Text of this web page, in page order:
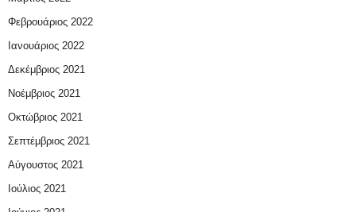
Φεβρουάριος 2022
Ιανουάριος 2022
Δεκέμβριος 2021
Νοέμβριος 2021
Οκτώβριος 2021
Σεπτέμβριος 2021
Αύγουστος 2021
Ιούλιος 2021